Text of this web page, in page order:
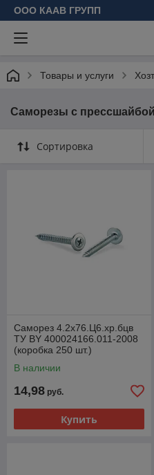
ООО КААВ ГРУПП
Товары и услуги
Саморезы с
Сортировка
Саморез 4.2х76.Ц6.хр.бцв
ТУ BY 400024166.011-2008
(коробка 250 шт.)
В наличии
14,98 руб.
Купить